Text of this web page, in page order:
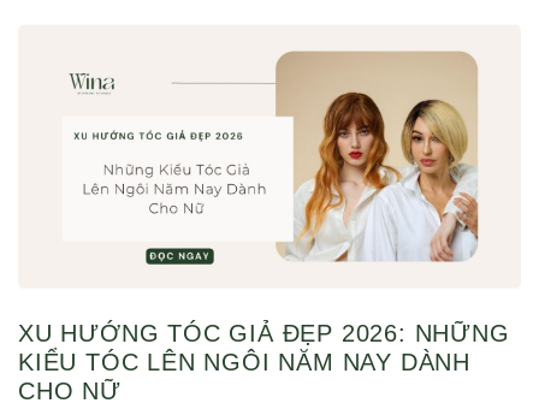
XU HƯỚNG TÓC GIẢ ĐẸP 2026: NHỮNG
KIỂU TÓC LÊN NGÔI NĂM NAY DÀNH
CHO NỮ